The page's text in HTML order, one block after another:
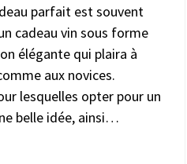
parfait est souvent
cadeau vin sous forme
élégante qui plaira à
aux novices.
lesquelles opter pour un
belle idée, ainsi…